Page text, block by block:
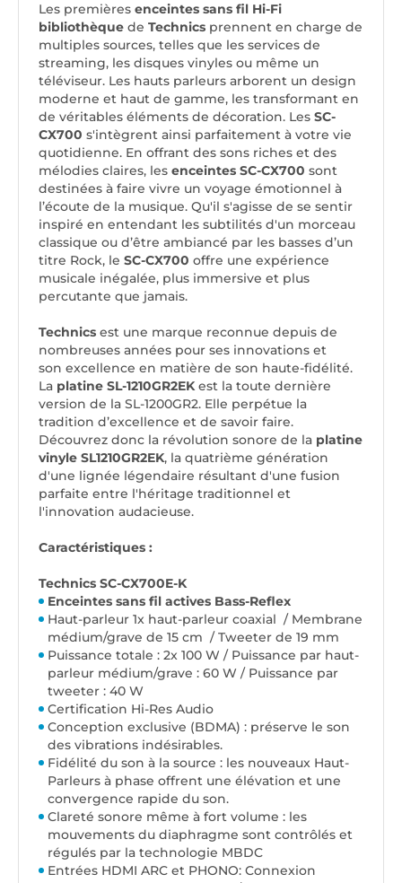
Les premières enceintes sans fil Hi-Fi
bibliothèque de Technics prennent en charge de
multiples sources, telles que les services de
streaming, les disques vinyles ou même un
téléviseur. Les hauts parleurs arborent un design
moderne et haut de gamme, les transformant en
de véritables éléments de décoration. Les SC-
CX700 s'intègrent ainsi parfaitement à votre vie
quotidienne. En offrant des sons riches et des
mélodies claires, les enceintes SC-CX700 sont
destinées à faire vivre un voyage émotionnel à
l’écoute de la musique. Qu'il s'agisse de se sentir
inspiré en entendant les subtilités d'un morceau
classique ou d’être ambiancé par les basses d’un
titre Rock, le SC-CX700 offre une expérience
musicale inégalée, plus immersive et plus
percutante que jamais.
Technics est une marque reconnue depuis de
nombreuses années pour ses innovations et
son excellence en matière de son haute-fidélité.
La platine SL-1210GR2EKest la toute dernière
version de la SL-1200GR2. Elle perpétue la
tradition d’excellence et de savoir faire.
Découvrez donc la révolution sonore de la platine
vinyle SL1210GR2EK, la quatrième génération
d'une lignée légendaire résultant d'une fusion
parfaite entre l'héritage traditionnel et
l'innovation audacieuse.
Caractéristiques :
Technics SC-CX700E-K
Enceintes sans fil actives Bass-Reflex
Haut-parleur 1x haut-parleur coaxial / Membrane
médium/grave de 15 cm / Tweeter de 19 mm
Puissance totale : 2x 100 W / Puissance par haut-
parleur médium/grave : 60 W / Puissance par
tweeter : 40 W
Certification Hi-Res Audio
Conception exclusive (BDMA) : préserve le son
des vibrations indésirables.
Fidélité du son à la source : les nouveaux Haut-
Parleurs à phase offrent une élévation et une
convergence rapide du son.
Clareté sonore même à fort volume : les
mouvements du diaphragme sont contrôlés et
régulés par la technologie MBDC
Entrées HDMI ARC et PHONO: Connexion